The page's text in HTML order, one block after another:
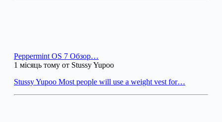
Peppermint OS 7 Обзор…
1 місяць тому от Stussy Yupoo
Stussy Yupoo Most people will use a weight vest for…